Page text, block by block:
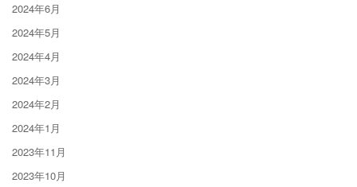
2024年6月
2024年5月
2024年4月
2024年3月
2024年2月
2024年1月
2023年11月
2023年10月